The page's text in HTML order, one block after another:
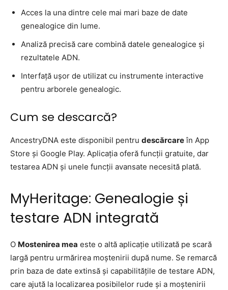
Acces la una dintre cele mai mari baze de date
genealogice din lume.
Analiză precisă care combină datele genealogice și
rezultatele ADN.
Interfață ușor de utilizat cu instrumente interactive
pentru arborele genealogic.
Cum se descarcă?
AncestryDNA este disponibil pentru descărcareîn App
Store și Google Play. Aplicația oferă funcții gratuite, dar
testarea ADN și unele funcții avansate necesită plată.
MyHeritage: Genealogie și
testare ADN integrată
O Mostenirea mea este o altă aplicație utilizată pe scară
largă pentru urmărirea moștenirii după nume. Se remarcă
prin baza de date extinsă și capabilitățile de testare ADN,
care ajută la localizarea posibilelor rude și a moștenirii